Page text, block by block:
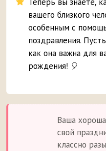
вашего близкого
особенным с
поздравления.
как она важна для
рождения! 🎈
Ваша
свой
классно